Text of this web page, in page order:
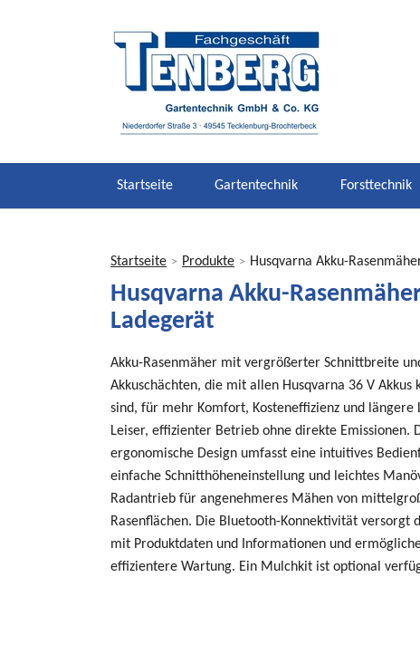
Startseite Gartentechnik Forsttechnik
sind
hier
Startseite > Produkte > Husqvarna Akku-
Husqvarna Akku-
Ladegerät
Akku-Rasenmäher mit vergrößerter Schnittbreite
Akkuschächten, die mit allen Husqvarna 36 V Akkus
sind, für mehr Komfort, Kosteneffizienz und längere
Leiser, effizienter Betrieb ohne direkte Emissionen.
ergonomische Design umfasst eine intuitives
einfache Schnitthöheneinstellung und leichtes
Radantrieb für angenehmeres Mähen von
Rasenflächen. Die Bluetooth-Konnektivität versorgt
mit Produktdaten und Informationen und
effizientere Wartung. Ein Mulchkit ist optional